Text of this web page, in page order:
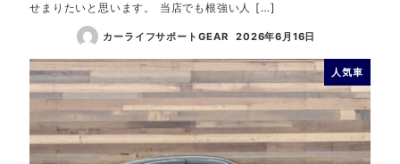
せまりたいと思います。 当店でも根強い人 […]
カーライフサポートGEAR 2026年6月16日
人気車